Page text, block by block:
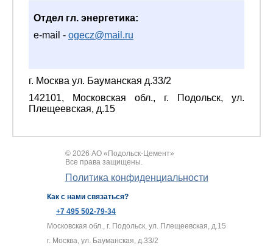
Отдел гл. энергетика:
e-mail - ogecz@mail.ru
г. Москва ул. Бауманская д.33/2
142101, Московская обл., г. Подольск, ул.
Плещеевская, д.15
© 2026 АО «Подольск-Цемент»
Все права защищены.
Политика конфиденциальности
Как с нами связаться?
+7 495 502-79-34
Московская обл., г. Подольск, ул. Плещеевская, д.15
г. Москва, ул. Бауманская, д.33/2